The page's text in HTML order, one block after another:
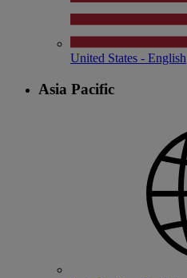
United States - English
Asia Pacific